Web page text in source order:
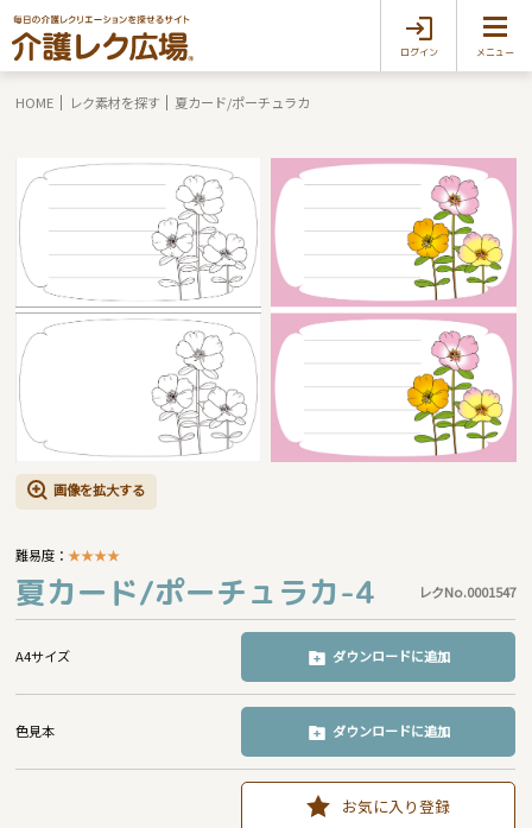
ログイン メニュー
HOME レク素材を探す 夏カード/ポーチュラカ
画像を拡大する
難易度：★★★★
夏カード/ポーチュラカ-4 レクNo.0001547
A4サイズ ダウンロードに追加
色見本 ダウンロードに追加
お気に入り登録